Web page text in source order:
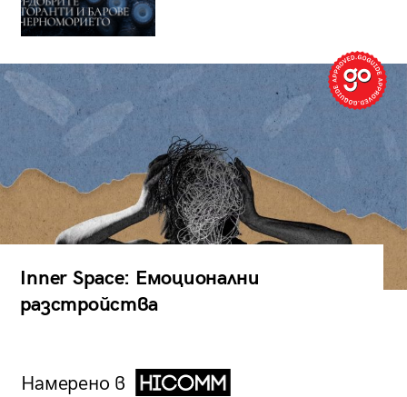
Inner Space: Емоционални
разстройства
Намерено в